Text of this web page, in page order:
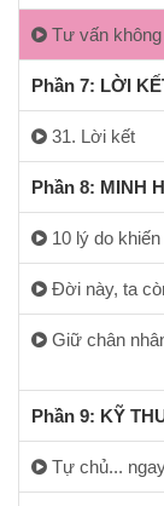
Tư vấn
Phần 7: LỜI
31. Lời kết
Phần 8: MINH
10 lý do
Đời này, ta
Giữ chân
Phần 9: KỸ
Tự chủ...